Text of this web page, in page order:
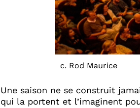
c. Rod Maurice
Une saison ne se construit
qui la portent et l’imaginent